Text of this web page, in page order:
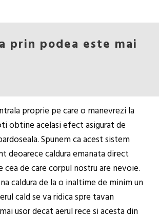
prin podea este mai
proprie pe care o manevrezi la
obtine acelasi efect asigurat de
Spunem ca acest sistem
deoarece caldura emanata direct
cea de care corpul nostru are nevoie.
caldura de la o inaltime de minim un
cald se va ridica spre tavan
usor decat aerul rece si acesta din